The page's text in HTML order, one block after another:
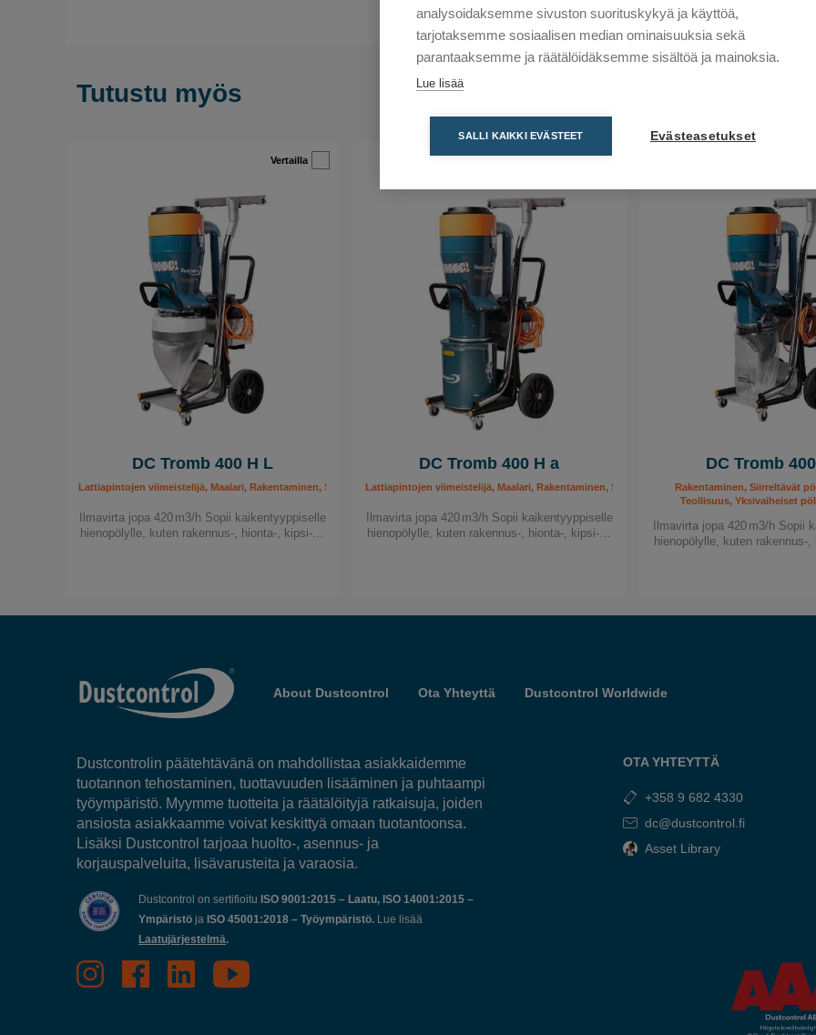
Tutustu myös
Vertailla
DC Tromb 400 H L
Lattiapintojen viimeistelijä, Maalari, Rakentaminen, Siirreltävät pölynerottimet, Teollisuus, Yksivaiheiset pölynerottimet
Ilmavirta jopa 420 m3/h Sopii kaikentyyppiselle
hienopölylle, kuten rakennus-, hionta-, kipsi-…
DC Tromb 400 H a
Lattiapintojen viimeistelijä, Maalari, Rakentaminen, Siirreltävät pölynerottimet, Teollisuus,
Ilmavirta jopa 420 m3/h Sopii kaikentyyppiselle
hienopölylle, kuten rakennus-, hionta-, kipsi-…
DC Tromb
Rakentaminen, Siirreltävät
Teollisuus, Yksivaiheiset
Ilmavirta jopa 420 m3/h Sopii
hienopölylle, kuten rakennus-
About Dustcontrol Ota Yhteyttä Dustcontrol Worldwide
Dustcontrolin päätehtävänä on mahdollistaa asiakkaidemme
tuotannon tehostaminen, tuottavuuden lisääminen ja puhtaampi
työympäristö. Myymme tuotteita ja räätälöityjä ratkaisuja, joiden
ansiosta asiakkaamme voivat keskittyä omaan tuotantoonsa.
Lisäksi Dustcontrol tarjoaa huolto-, asennus- ja
korjauspalveluita, lisävarusteita ja varaosia.
Dustcontrol on sertifioitu ISO 9001:2015 – Laatu, ISO 14001:2015 –
Ympäristö ja ISO 45001:2018 – Työympäristö. Lue lisää
Laatujärjestelmä.
OTA YHTEYTTÄ
+358 9 682 4330
dc@dustcontrol.fi
Asset Library
analysoidaksemme sivuston suorituskykyä ja käyttöä,
tarjotaksemme sosiaalisen median ominaisuuksia sekä
parantaaksemme ja räätälöidäksemme sisältöä ja mainoksia.
Lue lisää
SALLI KAIKKI EVÄSTEET Evästeasetukset